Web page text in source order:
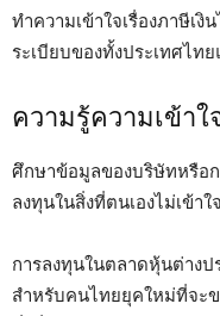
ทำความเข้าใจเรื่องภาษีเ
ระเบียบของทั้งประเทศไท
ความรู้ความเข้าใ
ศึกษาข้อมูลของบริษัทหรือ
ลงทุนในสิ่งที่ตนเองไม่เข้าใจ
การลงทุนในตลาดหุ้นต่างป
สำหรับคนไทยยุคใหม่ที่จะ